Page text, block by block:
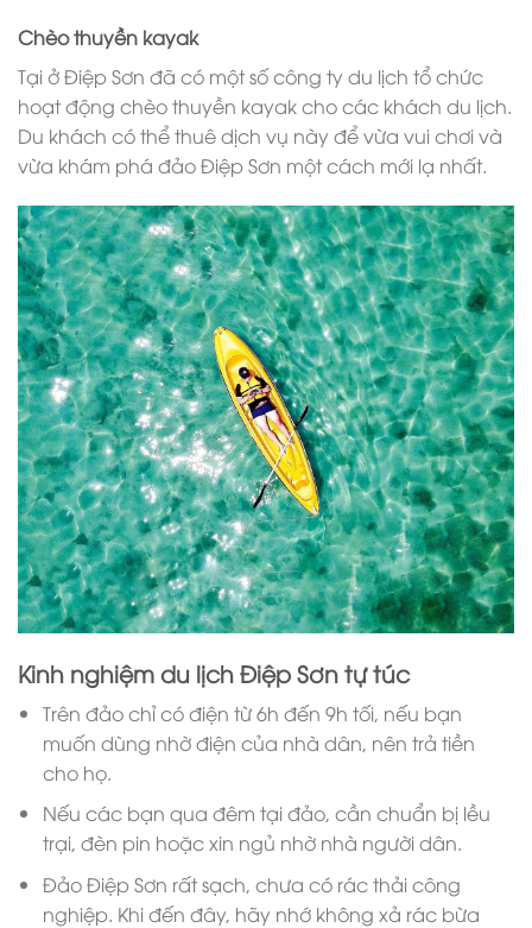
Chèo thuyền kayak
Tại ở Điệp Sơn đã có một số công ty du lịch tổ chức
hoạt động chèo thuyền kayak cho các khách du lịch.
Du khách có thể thuê dịch vụ này để vừa vui chơi và
vừa khám phá đảo Điệp Sơn một cách mới lạ nhất.
Kinh nghiệm du lịch Điệp Sơn tự túc
Trên đảo chỉ có điện từ 6h đến 9h tối, nếu bạn
muốn dùng nhờ điện của nhà dân, nên trả tiền
cho họ.
Nếu các bạn qua đêm tại đảo, cần chuẩn bị lều
trại, đèn pin hoặc xin ngủ nhờ nhà người dân.
Đảo Điệp Sơn rất sạch, chưa có rác thải công
nghiệp. Khi đến đây, hãy nhớ không xả rác bừa